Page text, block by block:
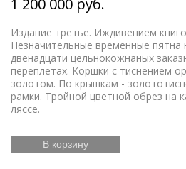
1 200 000 руб.
Издание третье. Иждивением
Незначительные временные пятна
двенадцати цельнокожнаных
переплетах. Коршки с тиснением
золотом. По крышкам -
рамки. Тройной цветной обрез
ляссе.
В корзину